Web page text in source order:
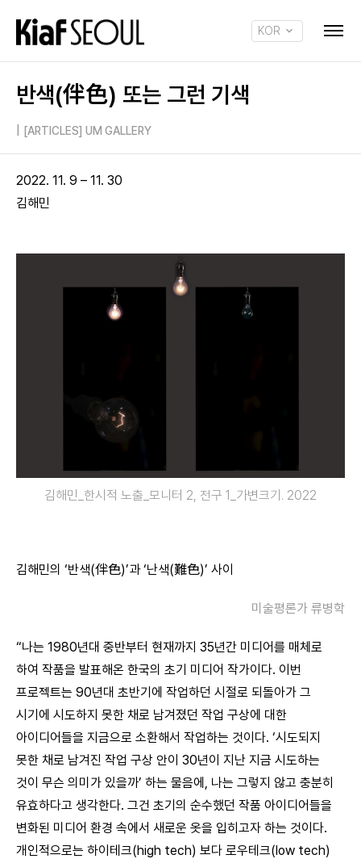
KOR
반색(伴色) 또는 그런 기색
[ARTICLES] UM GALLERY
2022. 11. 9 – 11. 30
김해민
김해민_한시적 노출_모니터 2, 전구 1_가변크기. 2022
김해민의 ‘반색(伴色)’과 ‘난색(難色)’ 사이
미술평론가 류병학
“나는 1980년대 중반부터 현재까지 35년간 미디어를 매체로
하여 작품을 발표해온 한국의 초기 미디어 작가이다. 이번
프로젝트는 90년대 초반기에 작업하던 시절로 되돌아가 그
시기에 시도하지 못한 채로 남겨졌던 작업 구상에 대한
아이디어들을 지금으로 소환해서 작업하는 것이다. ‘시도되지
못한 채로 남겨진 작업 구상 안이 30년이 지난 지금 시도하는
것이 무슨 의미가 있을까’ 하는 물음에, 나는 그렇지 않고 충분히
유효하다고 생각한다. 그건 초기의 순수했던 작품 아이디어들을
변화된 미디어 환경 속에서 새로운 옷을 입히고자 하는 것이다.
개인적으로는 하이테크(high tech) 보다 로우테크(low tech)